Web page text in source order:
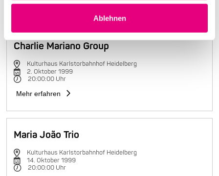
Ablehnen
Mehr erfahren
Charlie Mariano Group
Kulturhaus Karlstorbahnhof Heidelberg
2. Oktober 1999
20:00:00 Uhr
Mehr erfahren
Maria João Trio
Kulturhaus Karlstorbahnhof Heidelberg
14. Oktober 1999
20:00:00 Uhr